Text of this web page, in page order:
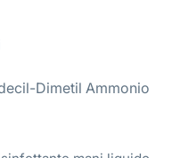
Dimetil Ammonio